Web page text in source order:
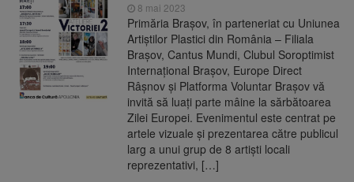
8 mai 2023
Primăria Brașov, în parteneriat cu Uniunea
Artiștilor Plastici din România – Filiala
Brașov, Cantus Mundi, Clubul Soroptimist
Internațional Brașov, Europe Direct
Râșnov și Platforma Voluntar Brașov vă
invită să luați parte mâine la sărbătoarea
Zilei Europei. Evenimentul este centrat pe
artele vizuale și prezentarea către publicul
larg a unui grup de 8 artiști locali
reprezentativi, […]